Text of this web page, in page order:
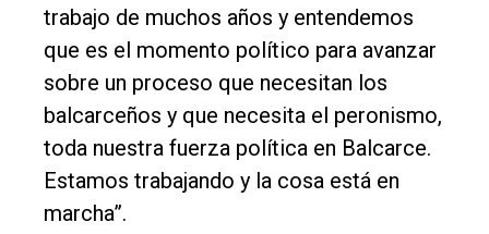
trabajo de muchos años y entendemos
que es el momento político para avanzar
sobre un proceso que necesitan los
balcarceños y que necesita el peronismo,
toda nuestra fuerza política en Balcarce.
Estamos trabajando y la cosa está en
marcha”.